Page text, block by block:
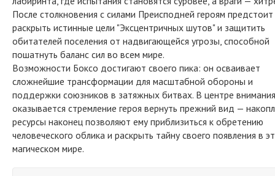
После столкновения с силами Преисподней героям предстоит
раскрыть истинные цели "Эксцентричных шутов" и защитить
обитателей поселения от надвигающейся угрозы, способной
пошатнуть баланс сил во всем мире.
Возможности Боксо достигают своего пика: он осваивает
сложнейшие трансформации для масштабной обороны и
поддержки союзников в затяжных битвах. В центре внимания
оказывается стремление героя вернуть прежний вид —
ресурсы наконец позволяют ему приблизиться к обретению
человеческого облика и раскрыть тайну своего появления в
магическом мире.